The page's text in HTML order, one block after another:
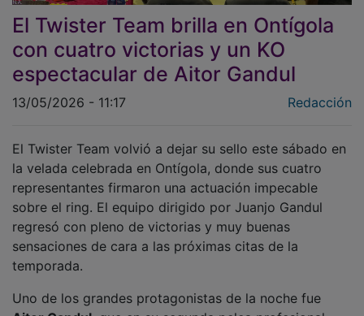
El Twister Team brilla en Ontígola
con cuatro victorias y un KO
espectacular de Aitor Gandul
13/05/2026 - 11:17
la velada celebrada en Ontígola, donde sus cuatro
representantes firmaron una actuación impecable
sobre el ring. El equipo dirigido por Juanjo Gandul
regresó con pleno de victorias y muy buenas
sensaciones de cara a las próximas citas de la
temporada.
Aitor Gandul, que en su segunda pelea profesional